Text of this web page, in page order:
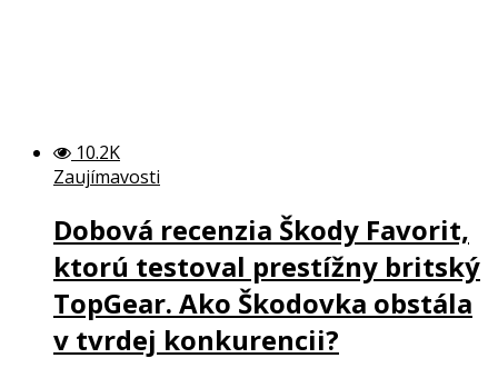
10.2K
Zaujímavosti
Dobová recenzia Škody Favorit,
ktorú testoval prestížny britský
TopGear. Ako Škodovka obstála
v tvrdej konkurencii?